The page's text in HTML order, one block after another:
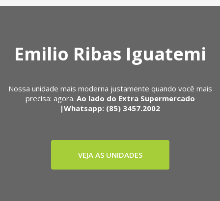
Emilio Ribas Iguatemi
Nossa unidade mais moderna justamente quando você mais
precisa: agora. Ao lado do Extra Supermercado
|Whatsapp: (85) 3457.2002
VEJA AS UNIDADES